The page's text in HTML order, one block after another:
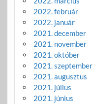
2022. február
2022. január
2021. december
2021. november
2021. október
2021. szeptember
2021. augusztus
2021. július
2021. június